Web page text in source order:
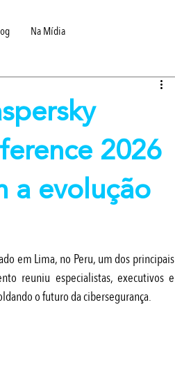
Na Mídia
2026
a evolução
em Lima, no Peru, um dos principais
reuniu especialistas, executivos e
o futuro da cibersegurança.